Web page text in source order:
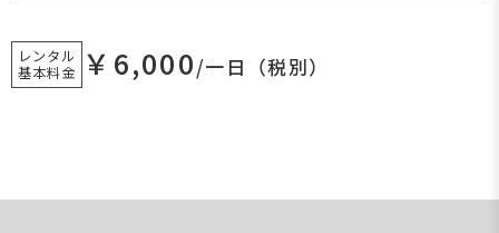
レンタル
基本料金
￥6,000/一日（税別）